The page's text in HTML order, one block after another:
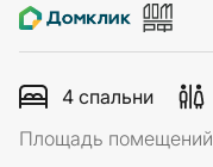
4 спальни
Площадь помещений